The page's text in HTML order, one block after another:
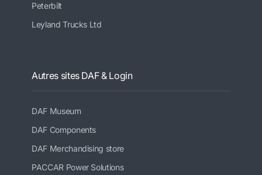
Peterbilt
Leyland Trucks Ltd
Autres sites DAF & Login
DAF Museum
DAF Components
DAF Merchandising store
PACCAR Power Solutions